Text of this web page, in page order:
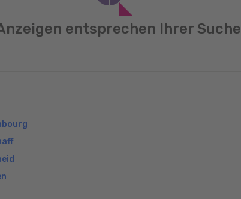
entsprechen Ihrer Suche